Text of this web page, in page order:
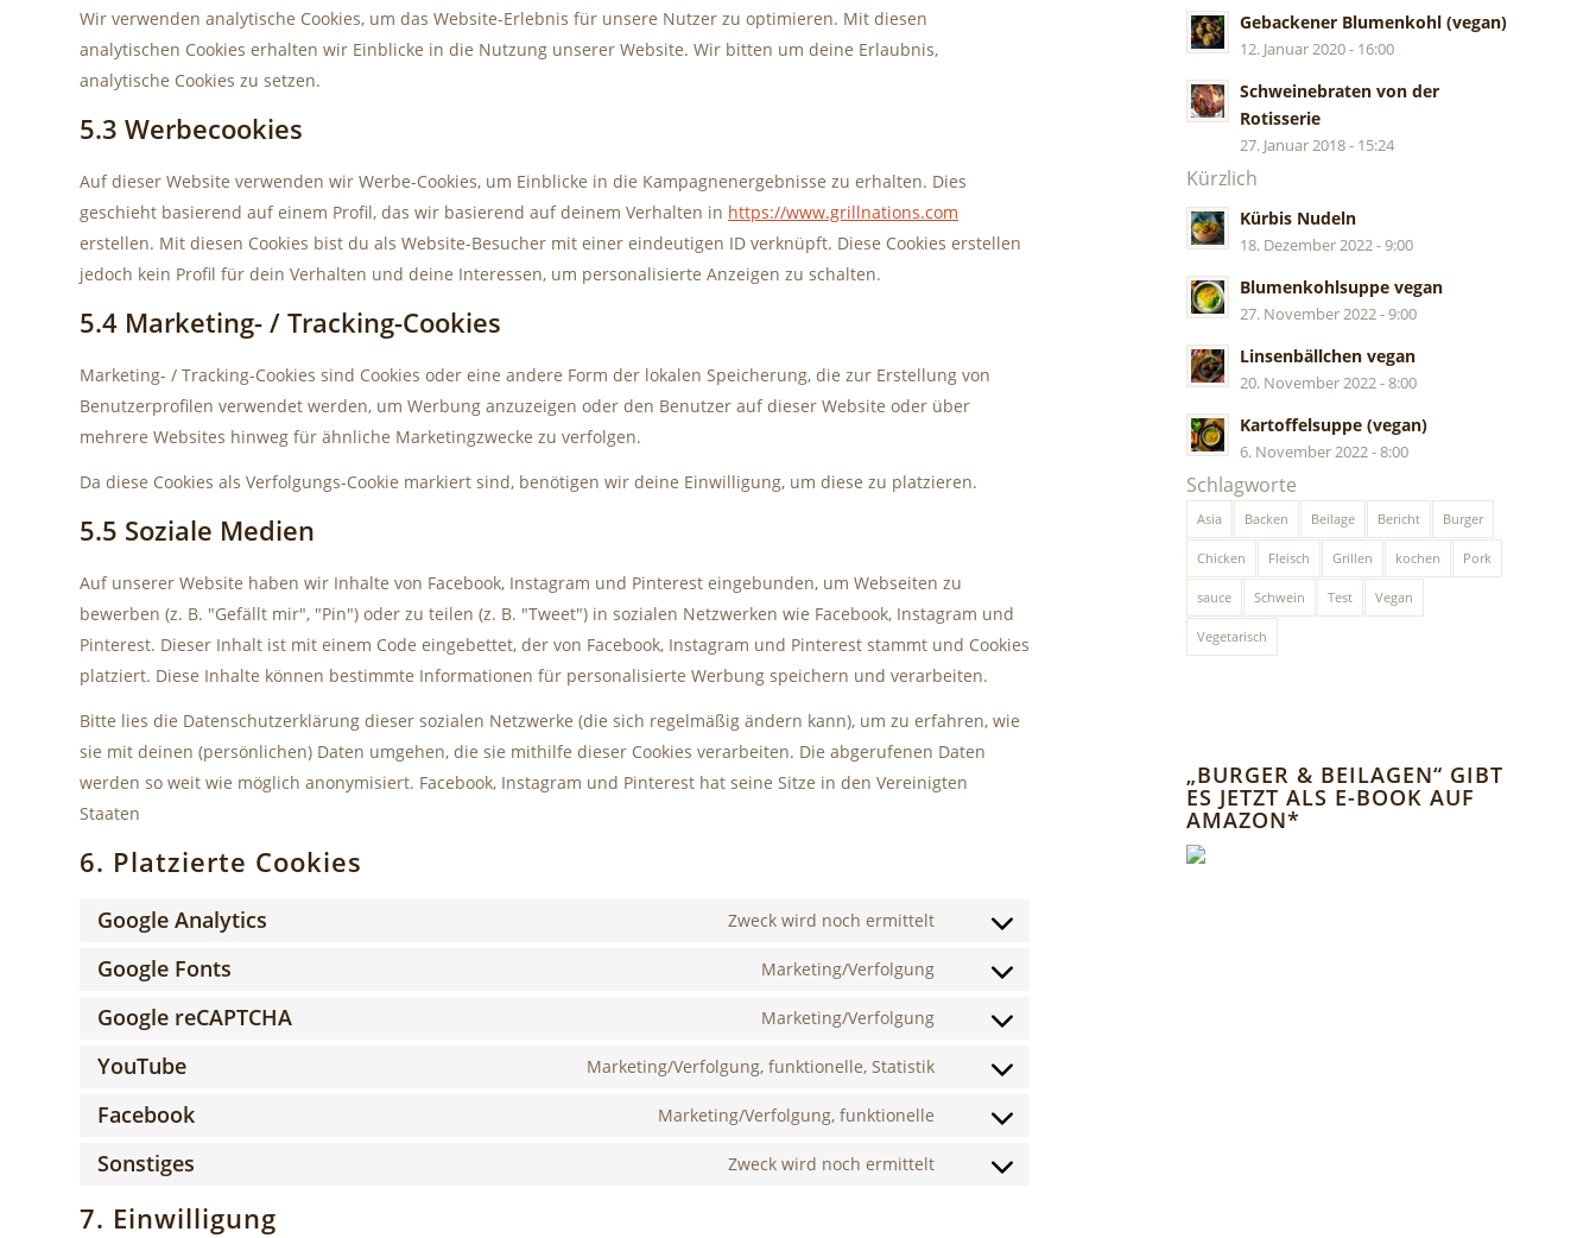
Wir verwenden analytische Cookies, um das Website-Erlebnis für unsere Nutzer zu optimieren. Mit diesen
analytischen Cookies erhalten wir Einblicke in die Nutzung unserer Website. Wir bitten um deine Erlaubnis,
analytische Cookies zu setzen.
5.3 Werbecookies
Auf dieser Website verwenden wir Werbe-Cookies, um Einblicke in die Kampagnenergebnisse zu erhalten. Dies
geschieht basierend auf einem Profil, das wir basierend auf deinem Verhalten in https://www.grillnations.com
erstellen. Mit diesen Cookies bist du als Website-Besucher mit einer eindeutigen ID verknüpft. Diese Cookies erstellen
jedoch kein Profil für dein Verhalten und deine Interessen, um personalisierte Anzeigen zu schalten.
5.4 Marketing- / Tracking-Cookies
Marketing- / Tracking-Cookies sind Cookies oder eine andere Form der lokalen Speicherung, die zur Erstellung von
Benutzerprofilen verwendet werden, um Werbung anzuzeigen oder den Benutzer auf dieser Website oder über
mehrere Websites hinweg für ähnliche Marketingzwecke zu verfolgen.
Da diese Cookies als Verfolgungs-Cookie markiert sind, benötigen wir deine Einwilligung, um diese zu platzieren.
5.5 Soziale Medien
Auf unserer Website haben wir Inhalte von Facebook, Instagram und Pinterest eingebunden, um Webseiten zu
bewerben (z. B. "Gefällt mir", "Pin") oder zu teilen (z. B. "Tweet") in sozialen Netzwerken wie Facebook, Instagram und
Pinterest. Dieser Inhalt ist mit einem Code eingebettet, der von Facebook, Instagram und Pinterest stammt und Cookies
platziert. Diese Inhalte können bestimmte Informationen für personalisierte Werbung speichern und verarbeiten.
Bitte lies die Datenschutzerklärung dieser sozialen Netzwerke (die sich regelmäßig ändern kann), um zu erfahren, wie
sie mit deinen (persönlichen) Daten umgehen, die sie mithilfe dieser Cookies verarbeiten. Die abgerufenen Daten
werden so weit wie möglich anonymisiert. Facebook, Instagram und Pinterest hat seine Sitze in den Vereinigten
Staaten
6. Platzierte Cookies
Google Analytics Zweck wird noch ermittelt
Consent
google-
analytics
Google Fonts Marketing/Verfolgung
Consent
google-
Google reCAPTCHA Marketing/Verfolgung
Consent
google-
recaptcha
YouTube Marketing/Verfolgung, funktionelle, Statistik
Consent
youtube
Facebook Marketing/Verfolgung, funktionelle
Consent
Sonstiges Zweck wird noch ermittelt
Consent
7. Einwilligung
Gebackener Blumenkohl (vegan)
12. Januar 2020 - 16:00
Schweinebraten von der
Rotisserie
27. Januar 2018 - 15:24
Kürzlich
Kürbis Nudeln
18. Dezember 2022 - 9:00
Blumenkohlsuppe vegan
27. November 2022 - 9:00
Linsenbällchen vegan
20. November 2022 - 8:00
Kartoffelsuppe (vegan)
6. November 2022 - 8:00
Schlagworte
Asia Backen Beilage Bericht Burger
Chicken Fleisch Grillen kochen Pork
sauce Schwein Test Vegan
Vegetarisch
„BURGER & BEILAGEN“ GIBT
ES JETZT ALS E-BOOK AUF
AMAZON*